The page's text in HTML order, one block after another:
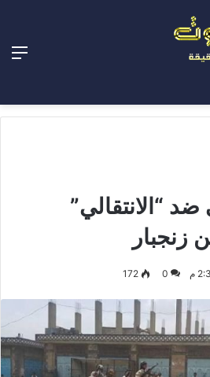
ضد “الانتقالي”
زنجبار
0
172